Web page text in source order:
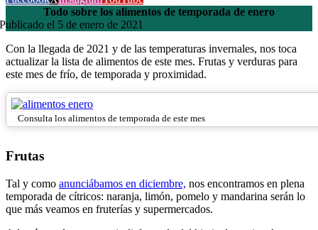
Todo sobre los alimentos de temporada de enero
Publicado el 5 de enero de 2021
Con la llegada de 2021 y de las temperaturas invernales, nos toca
actualizar la lista de alimentos de este mes. Frutas y verduras para
este mes de frío, de temporada y proximidad.
Consulta los alimentos de temporada de este mes
Frutas
Tal y como anunciábamos en diciembre, nos encontramos en plena
temporada de cítricos: naranja, limón, pomelo y mandarina serán lo
que más veamos en fruterías y supermercados.